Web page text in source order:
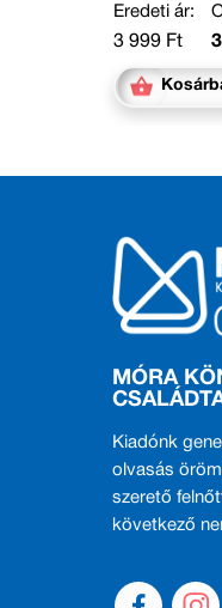
Eredeti ár:
3 999 Ft
MÓRA
Kiadónk
olvasás
szerető
következő